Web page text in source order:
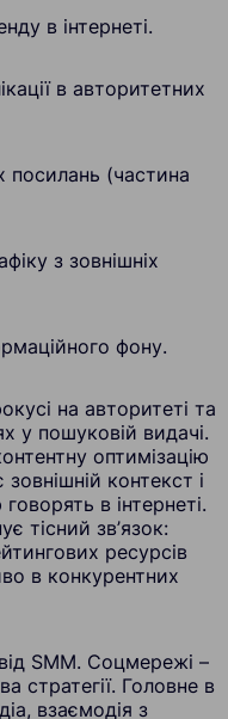
в інтернеті.
в авторитетних
посилань (частина
з зовнішніх
фону.
на авторитеті та
у пошуковій видачі.
оптимізацію
контекст і
в інтернеті.
тісний зв’язок:
ресурсів
в конкурентних
SMM. Соцмережі –
стратегії. Головне в
взаємодія з